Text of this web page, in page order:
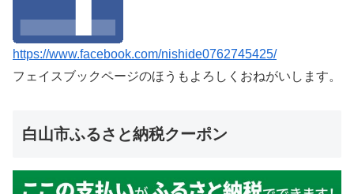
https://www.facebook.com/nishide0762745425/
フェイスブックページのほうもよろしくおねがいします。
白山市ふるさと納税クーポン